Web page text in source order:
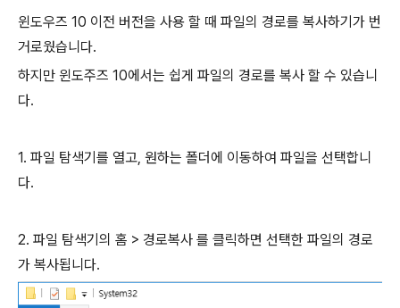
윈도우즈 10 이전 버전을 사용 할 때 파일의 경로를 복사하기가 번
거로웠습니다.
하지만 윈도주즈 10에서는 쉽게 파일의 경로를 복사 할 수 있습니
다.
1. 파일 탐색기를 열고, 원하는 폴더에 이동하여 파일을 선택합니
다.
2. 파일 탐색기의 홈 > 경로복사 를 클릭하면 선택한 파일의 경로
가 복사됩니다.